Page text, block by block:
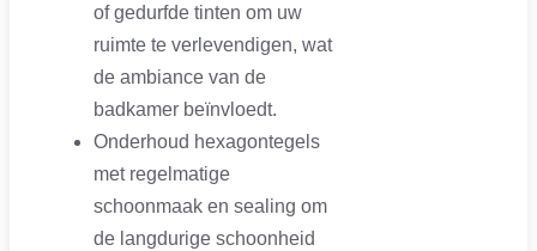
of gedurfde tinten om uw
ruimte te verlevendigen, wat
de ambiance van de
badkamer beïnvloedt.
Onderhoud hexagontegels
met regelmatige
schoonmaak en sealing om
de langdurige schoonheid